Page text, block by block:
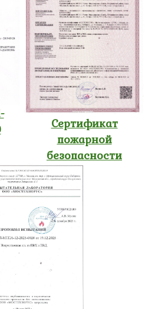
Сертификат
пожарной
безопасности